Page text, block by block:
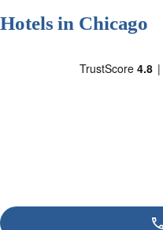
Hotels in Chicago